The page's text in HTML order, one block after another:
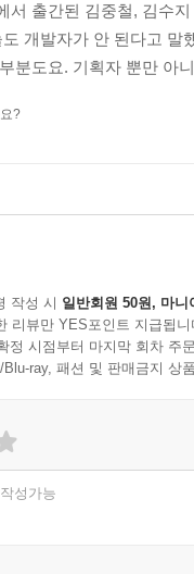
서 출간된 김중철, 김수
개발자가 안 된다고
분도요. 기획자 뿐만 아
?
작성 시 일반회원 50원, 마니
리뷰만 YES포인트 지급됩니
정 시점부터 마지막 회차 주
Blu-ray, 패션 및 판매금지 상
성가능